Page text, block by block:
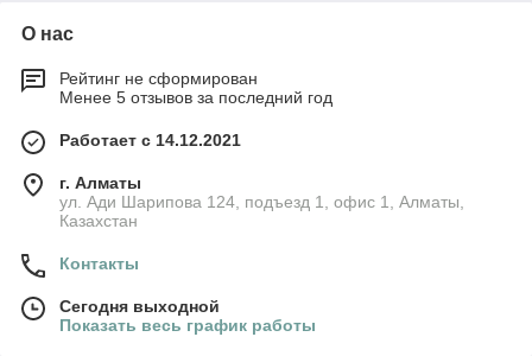
О нас
Рейтинг не сформирован
Менее 5 отзывов за последний год
Работает с 14.12.2021
г. Алматы
ул. Ади Шарипова 124, подъезд 1, офис 1, Алматы,
Казахстан
Контакты
Сегодня выходной
Показать весь график работы